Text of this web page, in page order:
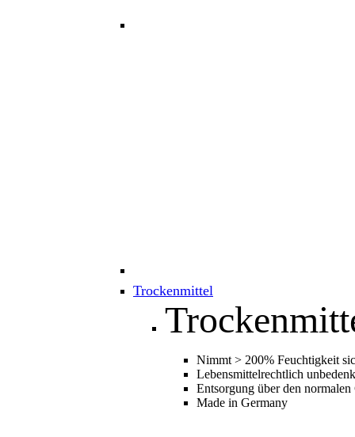
Trockenmittel
Nimmt > 200% Feuchtigkeit
Lebensmittelrechtlich
Entsorgung über den
Made in Germany